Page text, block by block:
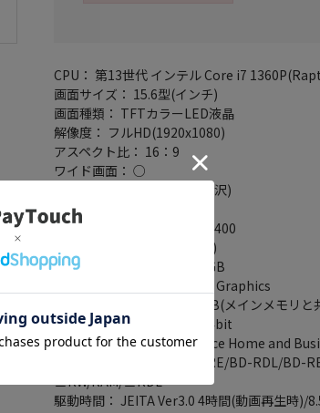
CPU： 第13世代 インテル Core i7
画面サイズ： 15.6型(インチ)
画面種類： TFTカラーLED液晶
解像度： フルHD(1920x1080)
アスペクト比： 16：9
ワイド画面： ○
表面処理： ノングレア(非光沢)
メモリ容量： 16GB
メモリ規格： DDR5 PC5-38400
メモリスロット(空き)： 2(0)
ストレージ容量： SSD 512GB
ビデオチップ： Intel Iris Xe Graphics
ビデオメモリ： 最大8186MB(メインメモリと
OS： Windows 11 Home 64bit
Office詳細： Microsoft Office Home and
ドライブ規格： BD-R/BD-RE/BD-RDL/BD-
±RW/RAM/±RDL
駆動時間： JEITA Ver3.0 4時間(動画再生時)/